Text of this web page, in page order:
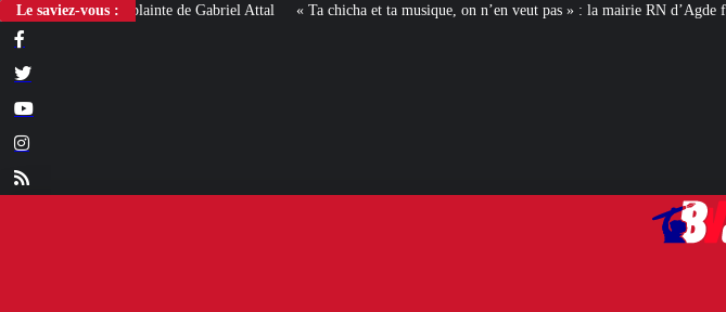
Le saviez-vous : « Ta chicha et ta musique, on n’en veut pas » : la mairie RN d’Agde face à la meute « antiraciste »